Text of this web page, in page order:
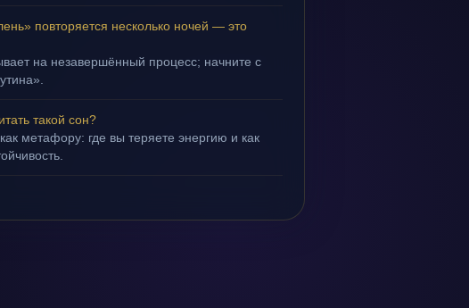
повторяется несколько ночей — это
на незавершённый процесс; начните с
такой сон?
метафору: где вы теряете энергию и как